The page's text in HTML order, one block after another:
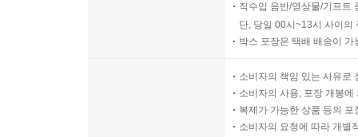
직수입 음반/영상물/기프트
단, 당일 00시~13시 사이의
박스 포장은 택배 배송이
소비자의 책임 있는 사유로
소비자의 사용, 포장 개봉
복제가 가능한 상품 등의
소비자의 요청에 따라 개별